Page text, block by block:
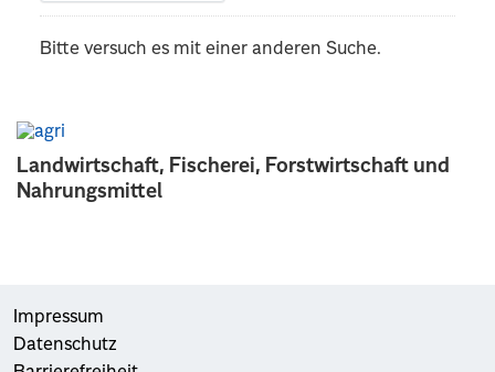
Landwirtschaft, Fischerei, Forstwirtschaft und
Nahrungsmittel
Bitte versuch es mit einer anderen Suche.
Impressum
Datenschutz